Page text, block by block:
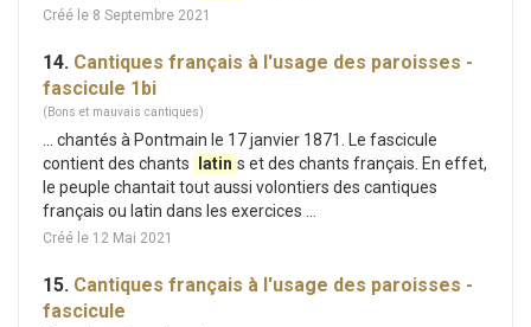
Créé le 8 Septembre 2021
14. Cantiques français à l'usage des paroisses -
fascicule 1bi
(Bons et mauvais cantiques)
... chantés à Pontmain le 17 janvier 1871. Le fascicule
contient des chants
latin s et des chants français. En effet,
le peuple chantait tout aussi volontiers des cantiques
français ou latin dans les exercices ...
Créé le 12 Mai 2021
15. Cantiques français à l'usage des paroisses -
fascicule